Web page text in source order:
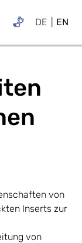
DE EN
von
Inserts zur
von